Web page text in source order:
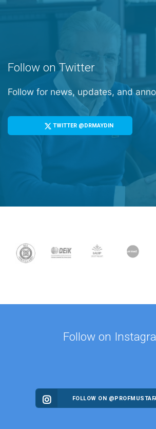
Follow on Twitter
Follow for news, updates, and
TWITTER @DRMAYDIN
Follow on
FOLLOW ON